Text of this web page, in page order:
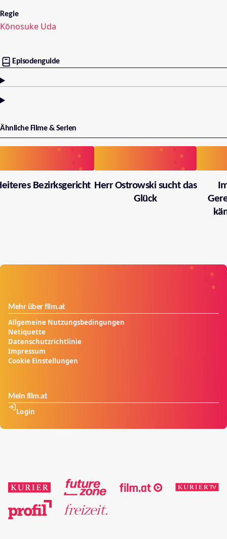
Regie
Kōnosuke Uda
Episodenguide
Ähnliche Filme & Serien
Bezirksgericht Herr Ostrowski sucht das
Glück
Mehr über film.at
Allgemeine Nutzungsbedingungen
Netiquette
Datenschutzrichtlinie
Impressum
Cookie Einstellungen
Mein film.at
Login